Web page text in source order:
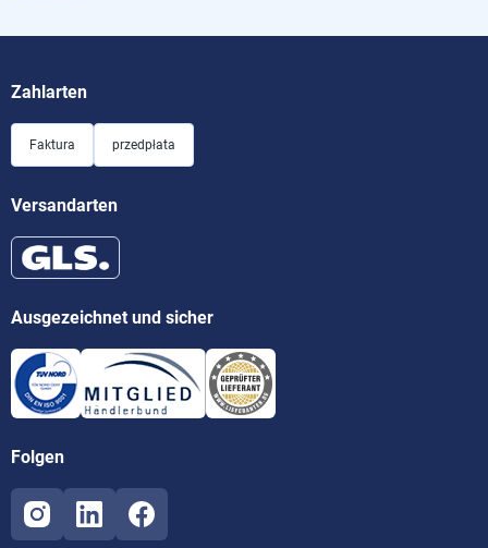
Zahlarten
Faktura przedpłata
Versandarten
Ausgezeichnet und sicher
Folgen